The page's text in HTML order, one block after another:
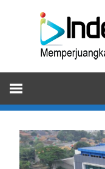
Memperjuangkan
Keadilan
dan
Kebenaran